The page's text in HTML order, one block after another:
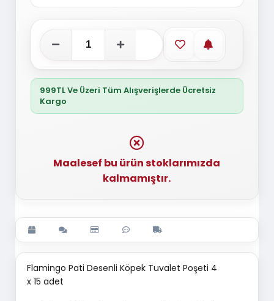
Favorilere ekle
Stoğa
999TL Ve Üzeri Tüm Alışverişlerde Ücretsiz
Kargo
Maalesef bu ürün stoklarımızda
kalmamıştır.
Flamingo Pati Desenli Köpek Tuvalet Poşeti 4
x 15 adet